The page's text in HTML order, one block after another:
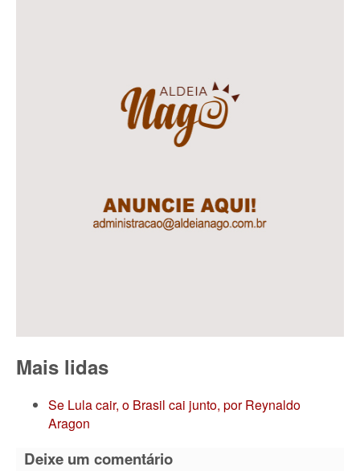
Mais lidas
Se Lula cair, o Brasil cai junto, por Reynaldo
Aragon
Deixe um comentário